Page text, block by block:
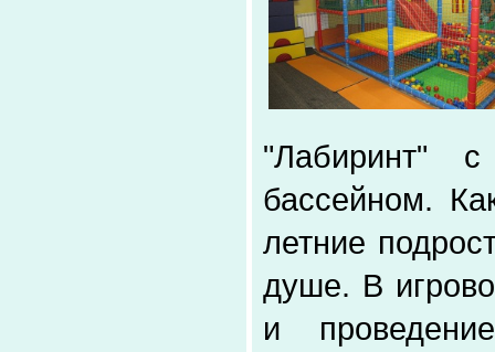
"Лабиринт"
бассейном.
летние
душе. В
и